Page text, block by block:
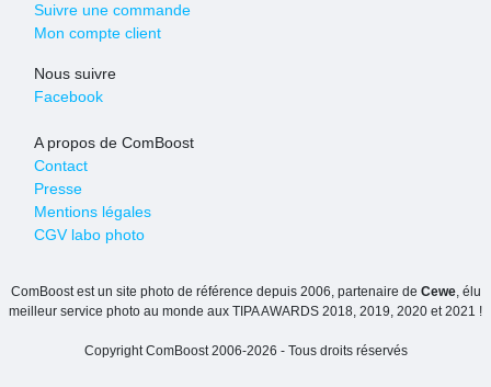
Suivre une commande
Mon compte client
Nous suivre
Facebook
A propos de ComBoost
Contact
Presse
Mentions légales
CGV labo photo
ComBoost est un site photo de référence depuis 2006, partenaire de Cewe, élu
meilleur service photo au monde aux TIPA AWARDS 2018, 2019, 2020 et 2021 !
Copyright ComBoost 2006-2026 - Tous droits réservés